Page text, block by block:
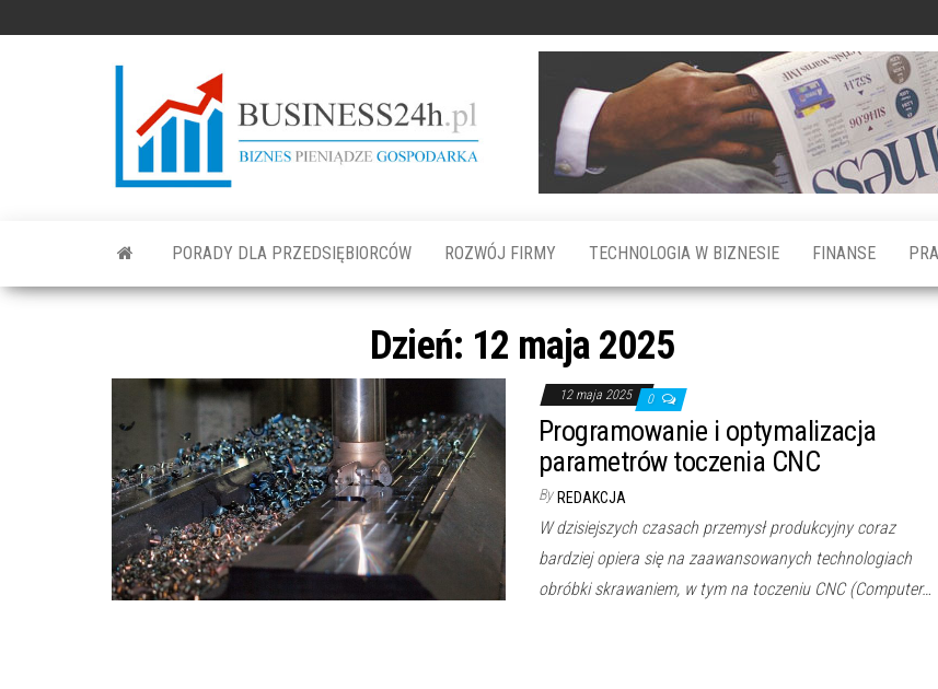
PORADY DLA PRZEDSIĘBIORCÓW ROZWÓJ FIRMY TECHNOLOGIA W BIZNESIE FINANSE
Dzień: 12 maja 2025
12 maja 2025 0
Programowanie i optymalizacja
parametrów toczenia CNC
By REDAKCJA
W dzisiejszych czasach przemysł produkcyjny coraz
bardziej opiera się na zaawansowanych technologiach
obróbki skrawaniem, w tym na toczeniu CNC (Computer…